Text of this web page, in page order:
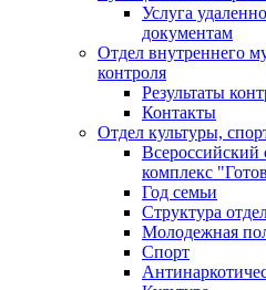
Услуга
документам
Отдел внутреннего
контроля
Результаты
Контакты
Отдел культуры,
Всероссийский
комплекс
Год семьи
Структура
Молодежная
Спорт